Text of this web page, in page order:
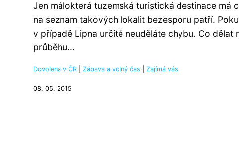
Jen málokterá tuzemská turistická destinace má
na seznam takových lokalit bezesporu patří.
v případě Lipna určitě neuděláte chybu. Co dělat
průběhu...
Dovolená v ČR Zábava a volný čas Zajímá vás
08. 05. 2015